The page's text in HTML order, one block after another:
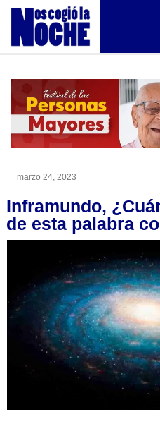
marzo 24, 2023
Inframundo,
de esta palabra